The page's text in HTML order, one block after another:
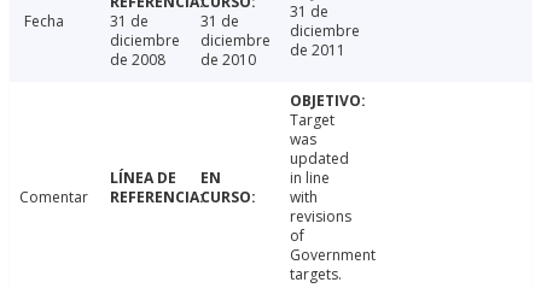
Fecha
31 de
diciembre
de 2008
31 de
diciembre
de 2010
31 de
diciembre
de 2011
Comentar
Target
was
updated
in line
with
revisions
of
Government
targets.